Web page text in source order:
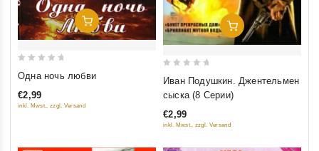
Добавить В Корзину
out
of
Одна ночь любви
€2,99
inkl. Mwst., zzgl. Versand
Добавить В Корзину
5
Иван Подушкин. Джентельмен
сыска (8 Серии)
€2,99
inkl. Mwst., zzgl. Versand